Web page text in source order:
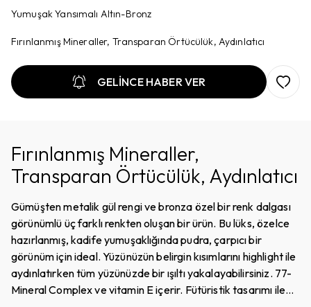
Yumuşak Yansımalı Altın-Bronz
Fırınlanmış Mineraller, Transparan Örtücülük, Aydınlatıcı
GELİNCE HABER VER
Fırınlanmış Mineraller,
Transparan Örtücülük, Aydınlatıcı
Gümüşten metalik gül rengi ve bronza özel bir renk dalgası
görünümlü üç farklı renkten oluşan bir ürün. Bu lüks, özelce
hazırlanmış, kadife yumuşaklığında pudra, çarpıcı bir
görünüm için ideal. Yüzünüzün belirgin kısımlarını highlight ile
aydınlatırken tüm yüzünüzde bir ışıltı yakalayabilirsiniz. 77-
Mineral Complex ve vitamin E içerir. Fütüristik tasarımı ile